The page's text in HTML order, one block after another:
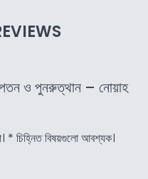
পতন ও পুনরুত্থান – নোয়াহ
* চিহ্নিত বিষয়গুলো আবশ্যক।